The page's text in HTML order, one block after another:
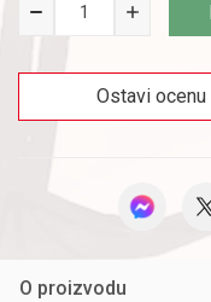
Ostavi ocenu
O proizvodu